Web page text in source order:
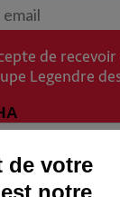
de
Legendre